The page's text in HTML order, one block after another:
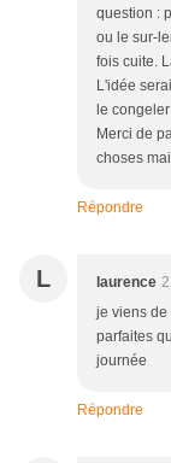
question :
ou le sur-
fois cuite.
L'idée
le
Merci de
choses
Répondre
L laurence
je viens de
parfaites
journée
Répondre